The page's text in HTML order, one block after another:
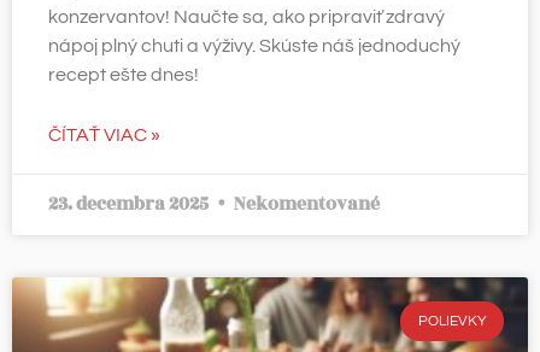
konzervantov! Naučte sa, ako pripraviť zdravý
nápoj plný chuti a výživy. Skúste náš jednoduchý
recept ešte dnes!
ČÍTAŤ VIAC »
23. decembra 2025 Nekomentované
POLIEVKY